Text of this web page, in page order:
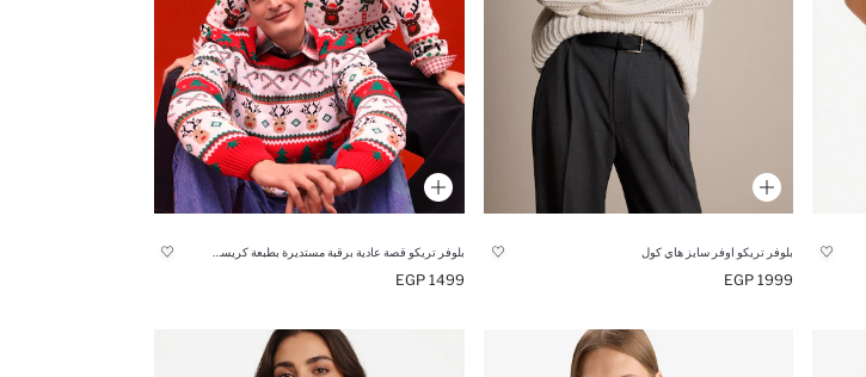
بلوفر تريكو اوفر سايز هاي كول
1999 EGP
1499 EGP